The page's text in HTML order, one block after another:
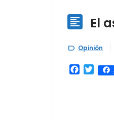
 El
 Opinión